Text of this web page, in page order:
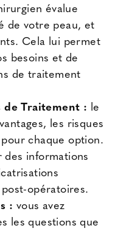
évalue
de votre peau, et
Cela lui permet
besoins et de
de traitement
de Traitement : le
les risques
chaque option.
informations
opératoires.
: vous avez
les questions que